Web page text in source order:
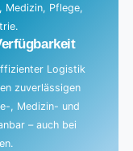
Medizin, Pflege,
Logistik
zuverlässigen
, Medizin- und
– auch bei